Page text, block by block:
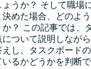
うか？ そして職場
決めた場合、どのよ
？ この記事では、
ついて説明しなが
えし、タスクボード
るかどうかを判断